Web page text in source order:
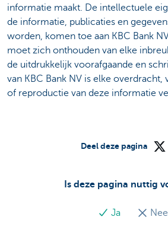
informatie maakt. De intellectuele
de informatie, publicaties en
worden, komen toe aan KBC Bank
moet zich onthouden van elke
de uitdrukkelijk voorafgaande en
van KBC Bank NV is elke
of reproductie van deze informatie
Is deze pagina nuttig
Ja Nee
Deel deze pagina